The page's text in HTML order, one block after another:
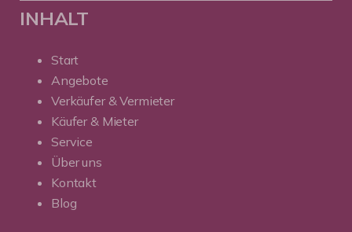
INHALT
Start
Angebote
Verkäufer & Vermieter
Käufer & Mieter
Service
Über uns
Kontakt
Blog